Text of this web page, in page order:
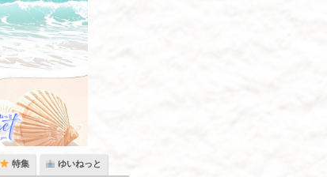
特集 ゆいねっと